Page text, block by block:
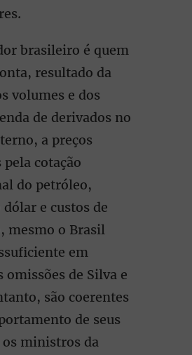
brasileiro é quem
resultado da
volumes e dos
de derivados no
a preços
cotação
do petróleo,
e custos de
mesmo o Brasil
em
omissões de Silva e
são coerentes
de seus
ministros da